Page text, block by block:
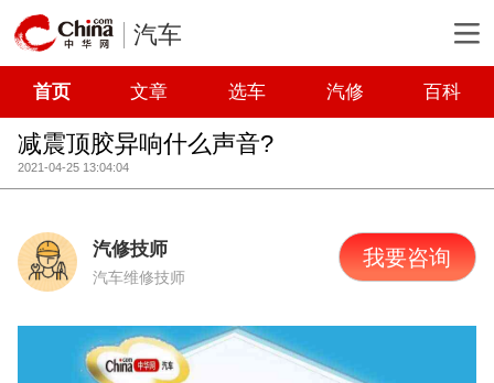
汽车
首页 文章 选车 汽修 百科
减震顶胶异响什么声音?
2021-04-25 13:04:04
汽修技师
汽车维修技师
我要咨询